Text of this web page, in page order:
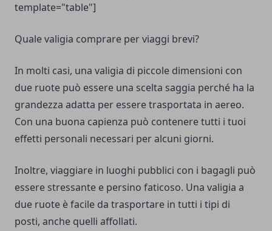
template="table"]
Quale valigia comprare per viaggi brevi?
In molti casi, una valigia di piccole dimensioni con
due ruote può essere una scelta saggia perché ha la
grandezza adatta per essere trasportata in aereo.
Con una buona capienza può contenere tutti i tuoi
effetti personali necessari per alcuni giorni.
Inoltre, viaggiare in luoghi pubblici con i bagagli può
essere stressante e persino faticoso. Una valigia a
due ruote è facile da trasportare in tutti i tipi di
posti, anche quelli affollati.